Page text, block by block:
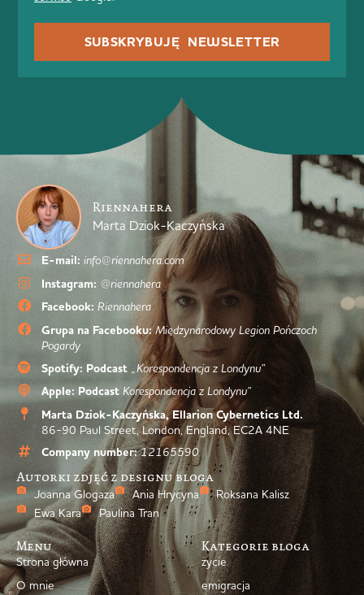
SUBSKRYBUJĘ NEWSLETTER
Riennahera
Marta Dziok-Kaczyńska
E-mail: info@riennahera.com
Instagram: @riennahera
Facebook: Riennahera
Grupa na Facebooku: Międzynarodowy Legion Pończoch
Pogardy
Spotify: Podcast „Korespondencja z Londynu”
Apple: Podcast Korespondencja z Londynu”
Marta Dziok-Kaczyńska, Ellarion Cybernetics Ltd.
86-90 Paul Street, London, England, EC2A 4NE
Company number: 12165590
Autorki zdjęć z designu bloga
Joanna Glogaza Ania Hrycyna
Roksana Kalisz
Ewa Kara
Paulina Tran
Menu
Strona główna
O mnie
Kategorie bloga
życie
emigracja